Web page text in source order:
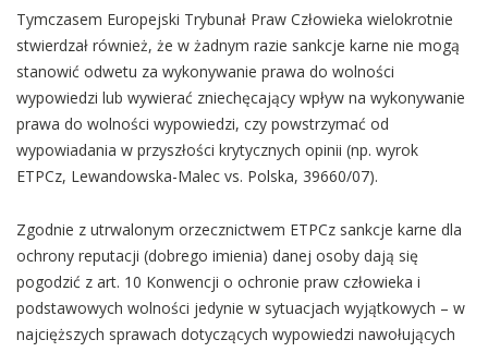
Tymczasem Europejski Trybunał Praw Człowieka wielokrotnie
stwierdzał również, że w żadnym razie sankcje karne nie mogą
stanowić odwetu za wykonywanie prawa do wolności
wypowiedzi lub wywierać zniechęcający wpływ na wykonywanie
prawa do wolności wypowiedzi, czy powstrzymać od
wypowiadania w przyszłości krytycznych opinii (np. wyrok
ETPCz, Lewandowska-Malec vs. Polska, 39660/07).
Zgodnie z utrwalonym orzecznictwem ETPCz sankcje karne dla
ochrony reputacji (dobrego imienia) danej osoby dają się
pogodzić z art. 10 Konwencji o ochronie praw człowieka i
podstawowych wolności jedynie w sytuacjach wyjątkowych – w
najcięższych sprawach dotyczących wypowiedzi nawołujących